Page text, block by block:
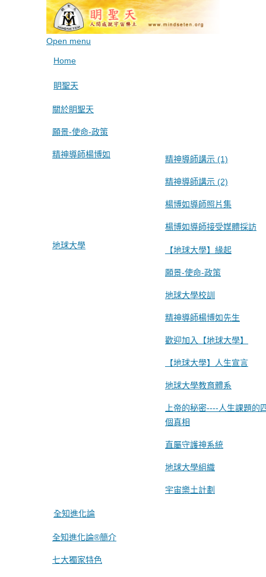
Open menu
Home
眀聖天
關於眀聖天
願景-使命-政策
精神導師楊博如 精神導師講示 (1)
精神導師講示 (2)
楊博如導師照片集
楊博如導師接受媒體採訪
地球大學
【地球大學】緣起
願景-使命-政策
地球大學校訓
精神導師楊博如先生
歡迎加入【地球大學】
【地球大學】人生宣言
地球大學教育體系
上帝的秘密----人生課題的
個真相
直屬守護神系統
地球大學組織
宇宙樂土計劃
全知進化論
全知進化論®簡介
七大獨家特色